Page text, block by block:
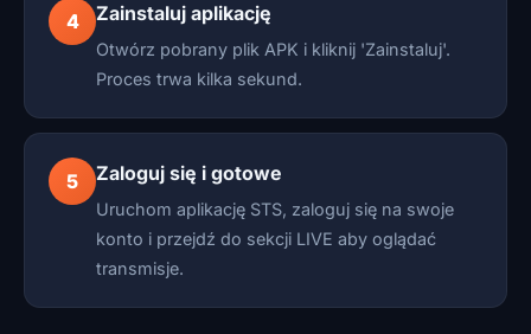
4 Zainstaluj aplikację
Otwórz pobrany plik APK i kliknij 'Zainstaluj'.
Proces trwa kilka sekund.
5 Zaloguj się i gotowe
Uruchom aplikację STS, zaloguj się na swoje
konto i przejdź do sekcji LIVE aby oglądać
transmisje.